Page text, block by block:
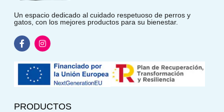
Un espacio dedicado al cuidado respetuoso de perros y
gatos, con los mejores productos para su bienestar.
PRODUCTOS